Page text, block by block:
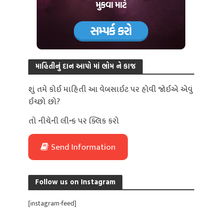
માહિતીનું દાન આપો માં ભોમ ને કાજ
શું તમે કોઈ માહિતી આ વેબસાઈટ પર હોવી જોઈએ એવું
ઈચ્છો છો?
તો નીચેની લીન્ક પર ક્લિક કરો
Send Information
Follow us on Instagram
[instagram-feed]